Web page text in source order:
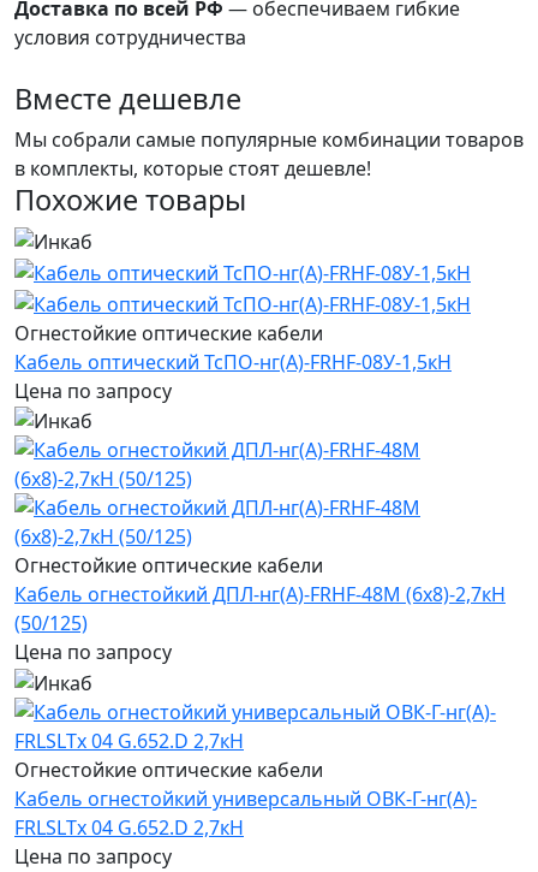
Доставка по всей РФ — обеспечиваем гибкие
условия сотрудничества
Вместе дешевле
Мы собрали самые популярные комбинации товаров
в комплекты, которые стоят дешевле!
Похожие товары
Огнестойкие оптические кабели
Кабель оптический ТсПО-нг(А)-FRHF-08У-1,5кН
Цена по запросу
Огнестойкие оптические кабели
Кабель огнестойкий ДПЛ-нг(А)-FRHF-48М (6x8)-2,7кН
(50/125)
Цена по запросу
Огнестойкие оптические кабели
Кабель огнестойкий универсальный ОВК-Г-нг(А)-
FRLSLTx 04 G.652.D 2,7кН
Цена по запросу